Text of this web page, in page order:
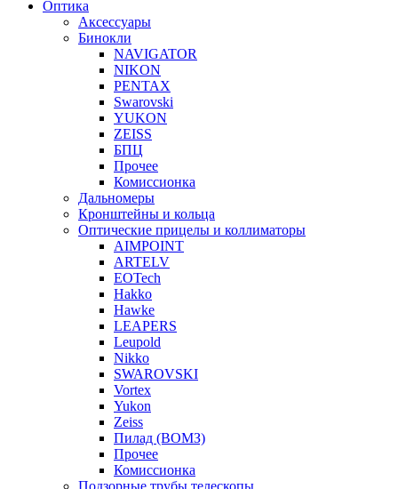
Оптика
Аксессуары
Бинокли
NAVIGATOR
NIKON
PENTAX
Swarovski
YUKON
ZEISS
БПЦ
Прочее
Комиссионка
Дальномеры
Кронштейны и кольца
Оптические прицелы и коллиматоры
AIMPOINT
ARTELV
EOTech
Hakko
Hawke
LEAPERS
Leupold
Nikko
SWAROVSKI
Vortex
Yukon
Zeiss
Пилад (ВОМЗ)
Прочее
Комиссионка
Подзорные трубы,телескопы